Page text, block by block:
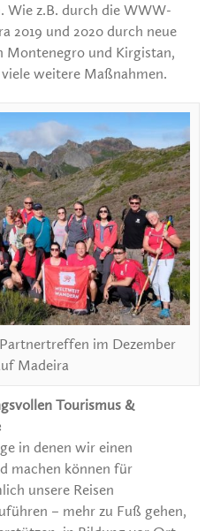
Wie z.B. durch die WWW-
2019 und 2020 durch neue
Montenegro und Kirgistan,
weitere Maßnahmen.
im Dezember
Madeira
Tourismus &
in denen wir einen
machen können für
unsere Reisen
– mehr zu Fuß gehen,